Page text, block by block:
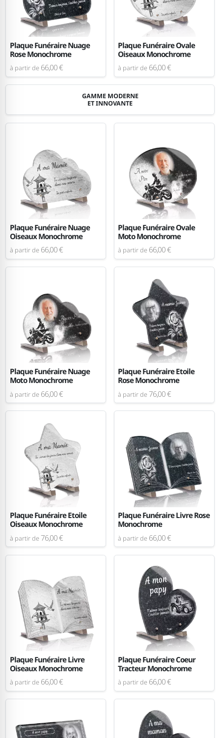
Plaque Funéraire Nuage
Rose Monochrome
à partir de 66,00 €
Plaque Funéraire Ovale
Oiseaux Monochrome
à partir de 66,00 €
GAMME MODERNE
ET INNOVANTE
Plaque Funéraire Nuage
Oiseaux Monochrome
à partir de 66,00 €
Plaque Funéraire Ovale
Moto Monochrome
à partir de 66,00 €
Plaque Funéraire Nuage
Moto Monochrome
à partir de 66,00 €
Plaque Funéraire Etoile
Rose Monochrome
à partir de 76,00 €
Plaque Funéraire Etoile
Oiseaux Monochrome
à partir de 76,00 €
Plaque Funéraire Livre Rose
Monochrome
à partir de 66,00 €
Plaque Funéraire Livre
Oiseaux Monochrome
à partir de 66,00 €
Plaque Funéraire Coeur
Tracteur Monochrome
à partir de 66,00 €